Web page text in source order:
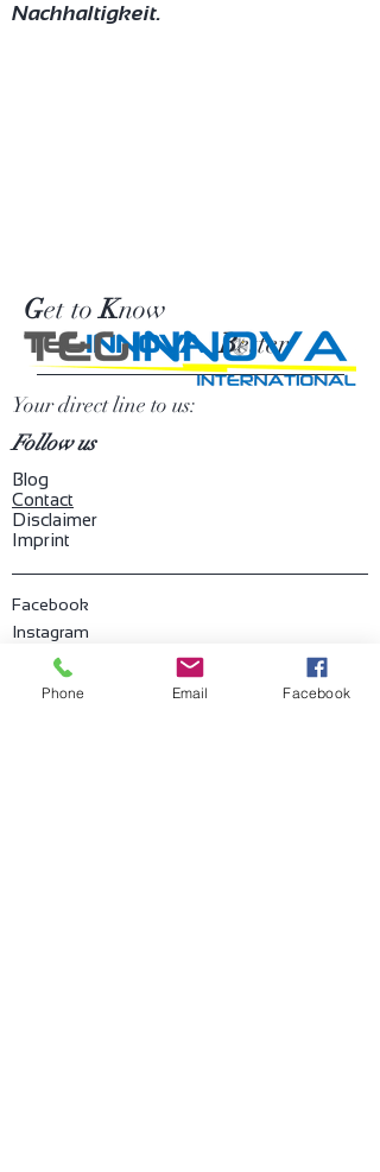
Nachhaltigkeit.
Get toKnow
TEGINNOVA Better
Your direct line to us:
Follow us
Blog
​Contact
Disclaimer
Imprint
Facebook
Instagram
Pinterest
HelpPhone Email Facebook